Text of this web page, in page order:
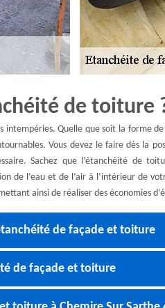
de toiture
intempéries. Quelle que soit la forme
Vous devez le faire dès la
Sachez que l’étanchéité de
de l’eau et de l’air à l’intérieur de
ainsi de réaliser des économies
de façade et toiture
de façade et toiture